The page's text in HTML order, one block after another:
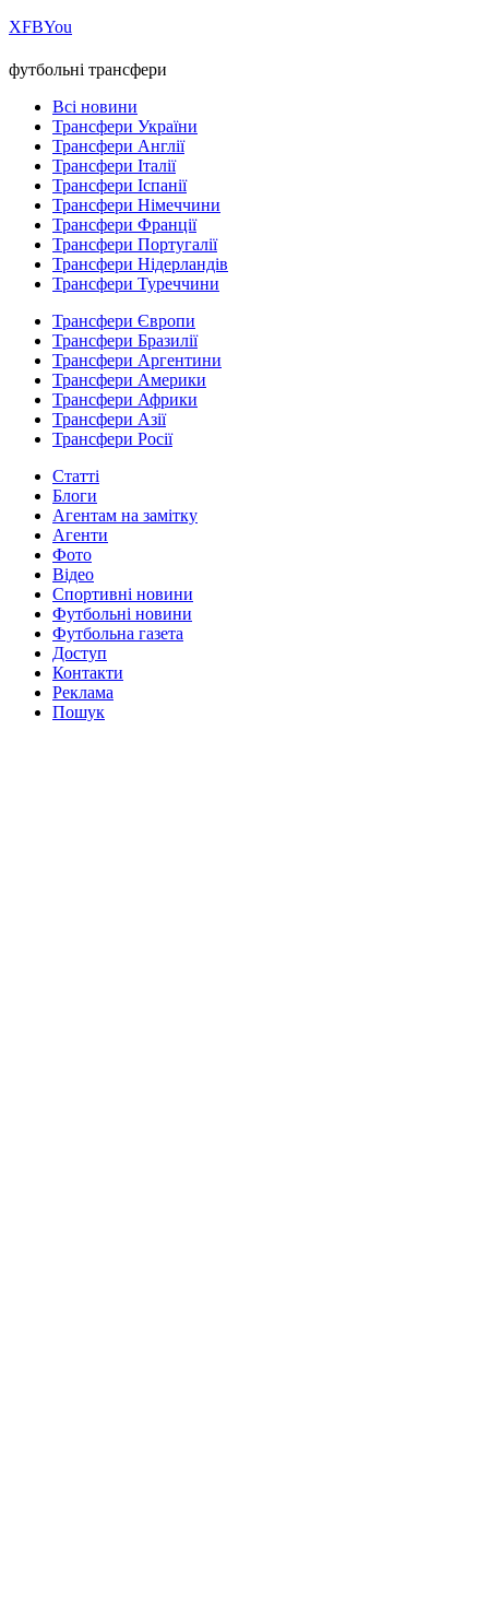
ХFBYou
футбольні трансфери
Всі новини
Трансфери України
Трансфери Англії
Трансфери Італії
Трансфери Іспанії
Трансфери Німеччини
Трансфери Франції
Трансфери Португалії
Трансфери Нідерландів
Трансфери Туреччини
Трансфери Європи
Трансфери Бразилії
Трансфери Аргентини
Трансфери Америки
Трансфери Африки
Трансфери Азії
Трансфери Росії
Статті
Блоги
Агентам на замітку
Агенти
Фото
Відео
Спортивні новини
Футбольні новини
Футбольна газета
Доступ
Контакти
Реклама
Пошук